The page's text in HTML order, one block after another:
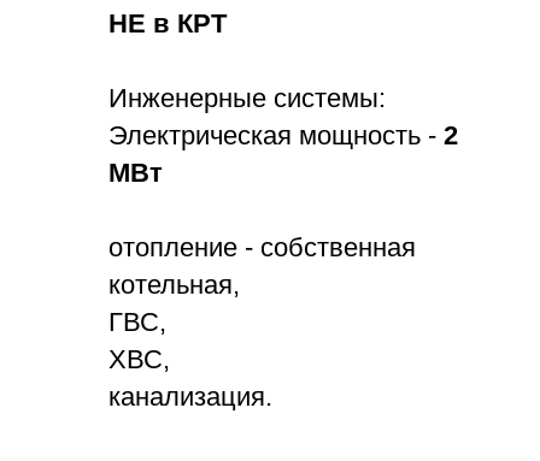
НЕ в КРТ
Инженерные системы:
Электрическая мощность - 2
МВт
отопление - собственная
котельная,
ГВС,
ХВС,
канализация.